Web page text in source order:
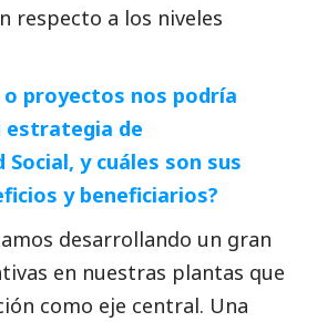
respecto a los niveles
o proyectos nos podría
estrategia de
Social, y cuáles son sus
y beneficiarios?
desarrollando un gran
en nuestras plantas que
como eje central. Una